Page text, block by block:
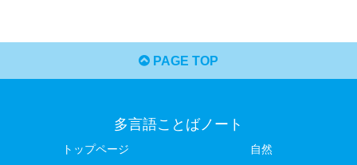
PAGE TOP
多言語ことばノート
トップページ
自然